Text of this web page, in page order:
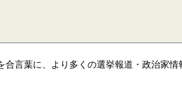
合言葉に、より多くの選挙報道・政治家